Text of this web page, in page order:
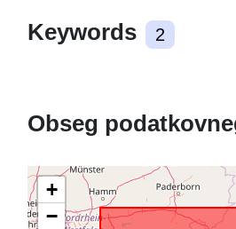
Keywords 2
Obseg
+
−